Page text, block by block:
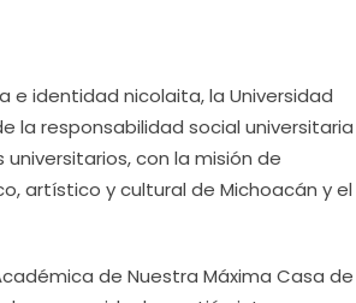
e identidad nicolaita, la Universidad
la responsabilidad social universitaria
con la misión de
artístico y cultural de Michoacán y el
de Nuestra Máxima Casa de